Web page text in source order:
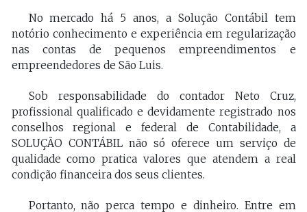
No mercado há 5 anos, a Solução Contábil tem
notório conhecimento e experiência em regularização
nas contas de pequenos empreendimentos e
empreendedores de São Luis.
Sob responsabilidade do contador Neto Cruz,
profissional qualificado e devidamente registrado nos
conselhos regional e federal de Contabilidade, a
SOLUÇÃO CONTÁBIL não só oferece um serviço de
qualidade como pratica valores que atendem a real
condição financeira dos seus clientes.
Portanto, não perca tempo e dinheiro. Entre em